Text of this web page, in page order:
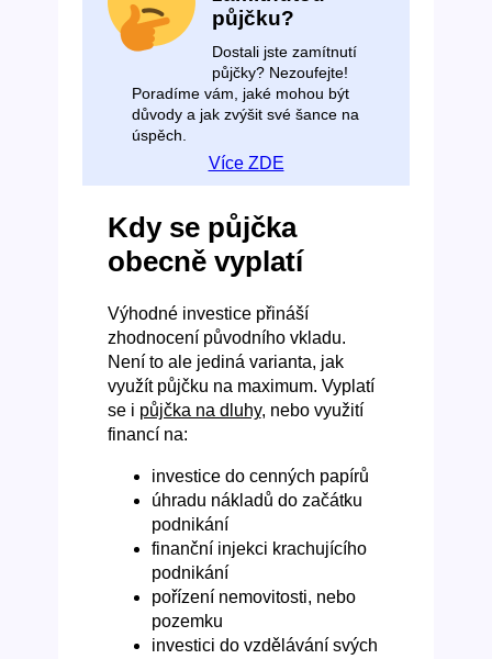
půjčku?
Dostali jste zamítnutí
půjčky? Nezoufejte!
Poradíme vám, jaké mohou být
důvody a jak zvýšit své šance na
úspěch.
Více ZDE
Kdy se půjčka
obecně vyplatí
Výhodné investice přináší
zhodnocení původního vkladu.
Není to ale jediná varianta, jak
využít půjčku na maximum. Vyplatí
se i půjčka na dluhy, nebo využití
financí na:
investice do cenných papírů
úhradu nákladů do začátku
podnikání
finanční injekci krachujícího
podnikání
pořízení nemovitosti, nebo
pozemku
investici do vzdělávání svých